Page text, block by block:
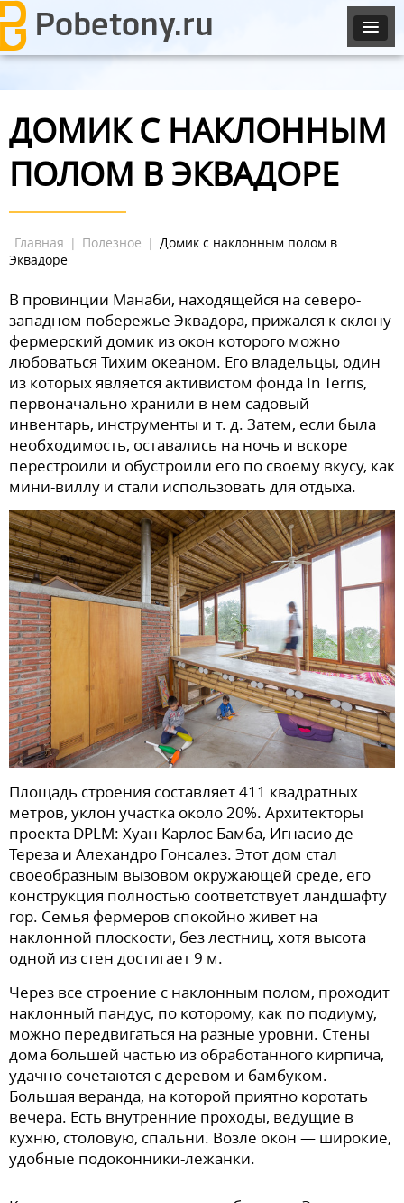
ДОМИК С НАКЛОННЫМ
ПОЛОМ В ЭКВАДОРЕ
Главная | Полезное | Домик с наклонным полом в
Эквадоре
В провинции Манаби, находящейся на северо-
западном побережье Эквадора, прижался к склону
фермерский домик из окон которого можно
любоваться Тихим океаном. Его владельцы, один
из которых является активистом фонда In Terris,
первоначально хранили в нем садовый
инвентарь, инструменты и т. д. Затем, если была
необходимость, оставались на ночь и вскоре
перестроили и обустроили его по своему вкусу, как
мини-виллу и стали использовать для отдыха.
Площадь строения составляет 411 квадратных
метров, уклон участка около 20%. Архитекторы
проекта DPLM: Хуан Карлос Бамба, Игнасио де
Тереза и Алехандро Гонсалез. Этот дом стал
своеобразным вызовом окружающей среде, его
конструкция полностью соответствует ландшафту
гор. Семья фермеров спокойно живет на
наклонной плоскости, без лестниц, хотя высота
одной из стен достигает 9 м.
Через все строение с наклонным полом, проходит
наклонный пандус, по которому, как по подиуму,
можно передвигаться на разные уровни. Стены
дома большей частью из обработанного кирпича,
удачно сочетаются с деревом и бамбуком.
Большая веранда, на которой приятно коротать
вечера. Есть внутренние проходы, ведущие в
кухню, столовую, спальни. Возле окон — широкие,
удобные подоконники-лежанки.